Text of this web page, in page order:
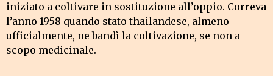
iniziato a coltivare in sostituzione all’oppio. Correva
l’anno 1958 quando stato thailandese, almeno
ufficialmente, ne bandì la coltivazione, se non a
scopo medicinale.